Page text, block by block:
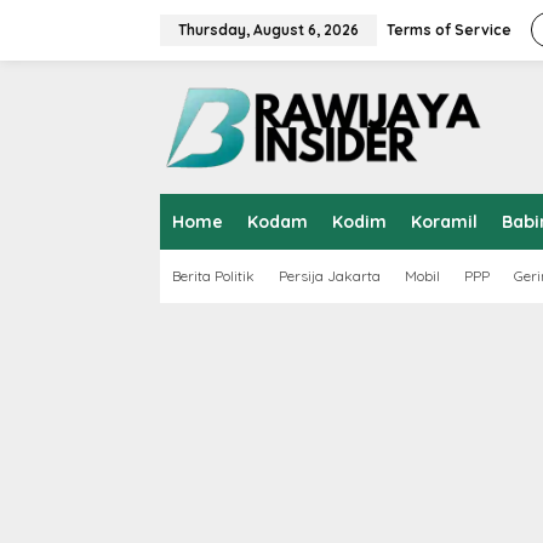
Thursday, August 6, 2026 Terms of Service
Home Kodam Kodim Koramil
Berita Politik Persija Jakarta Mobil PPP